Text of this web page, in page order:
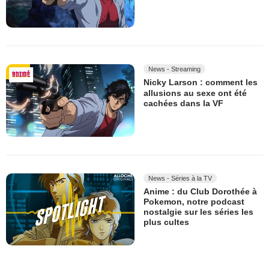
News - Streaming
Nicky Larson : comment les
allusions au sexe ont été
cachées dans la VF
News - Séries à la TV
Anime : du Club Dorothée à
Pokemon, notre podcast
nostalgie sur les séries les
plus cultes